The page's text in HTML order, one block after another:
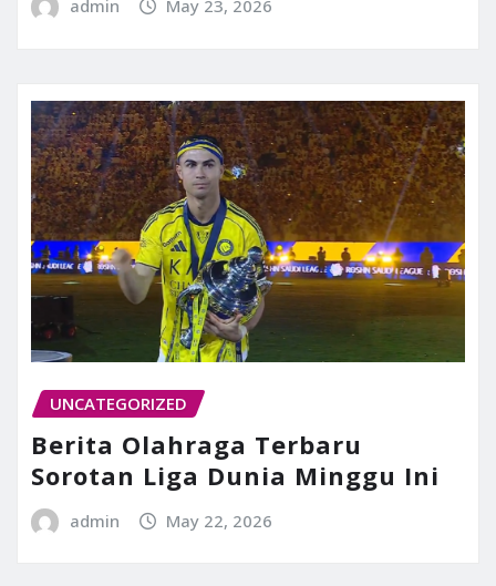
admin May 23, 2026
UNCATEGORIZED
Berita Olahraga Terbaru
Sorotan Liga Dunia Minggu Ini
admin May 22, 2026